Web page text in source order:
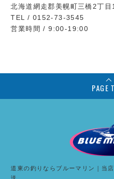
北海道網走郡美幌町三橋2丁目
TEL / 0152-73-3545
営業時間 / 9:00-19:00
PAGE
道東の釣りならブルーマリン｜当